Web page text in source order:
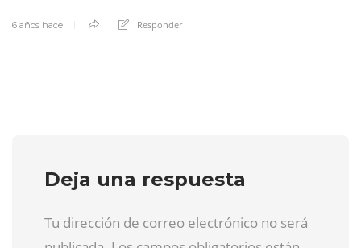
6 años hace Responder
Deja una respuesta
Tu dirección de correo electrónico no será